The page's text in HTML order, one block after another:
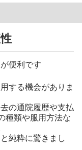
便利です
する機会がありま
の通院履歴や支払
種類や服用方法な
純粋に驚きまし